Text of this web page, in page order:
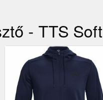
- TTS Soft